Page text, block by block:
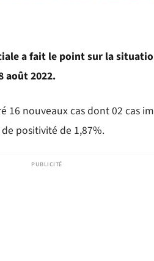
a fait le point sur la
août 2022.
16 nouveaux cas dont 02 cas
positivité de 1,87%.